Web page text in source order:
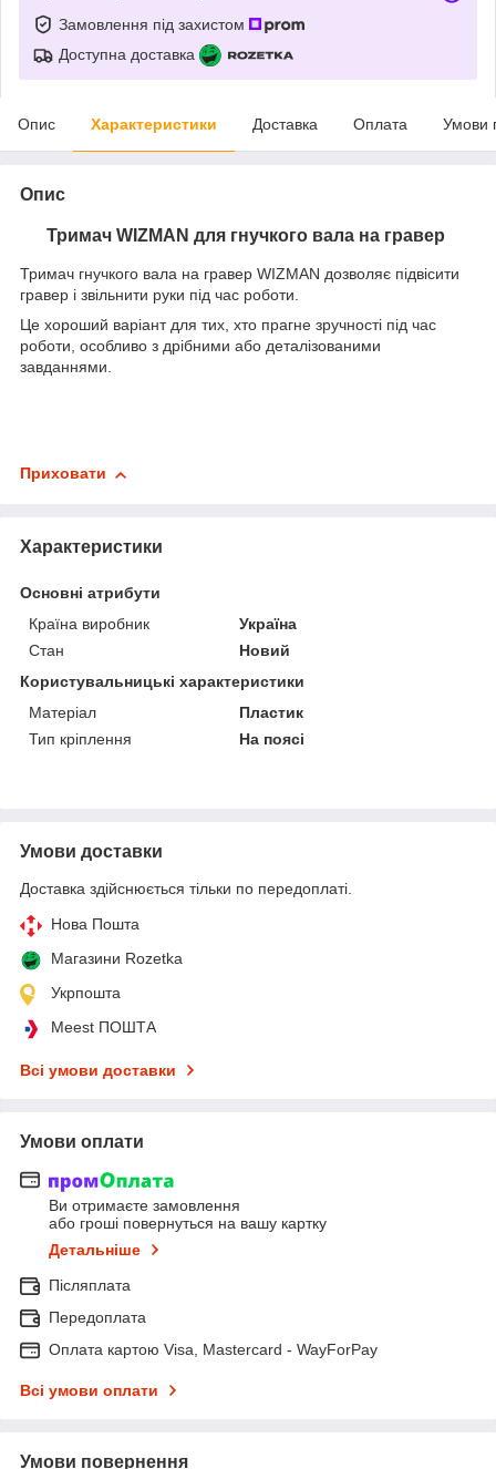
Замовлення під захистом
Доступна доставка
Опис Характеристики Доставка Оплата Умови
Опис
Тримач WIZMAN для гнучкого вала на гравер
Тримач гнучкого вала на гравер WIZMAN дозволяє підвісити
гравер і звільнити руки під час роботи.
Це хороший варіант для тих, хто прагне зручності під час
роботи, особливо з дрібними або деталізованими
завданнями.
Приховати
Характеристики
Основні атрибути
Країна виробник
Україна
Стан
Новий
Користувальницькі характеристики
Матеріал
Пластик
Тип кріплення
На поясі
Умови доставки
Доставка здійснюється тільки по передоплаті.
Нова Пошта
Магазини Rozetka
Укрпошта
Meest ПОШТА
Всі умови доставки
Умови оплати
Ви отримаєте замовлення
або гроші повернуться на вашу картку
Детальніше
Післяплата
Передоплата
Оплата картою Visa, Mastercard - WayForPay
Всі умови оплати
Умови повернення